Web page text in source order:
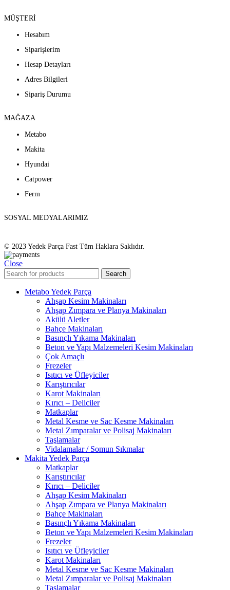
MÜŞTERİ
Hesabım
Siparişlerim
Hesap Detayları
Adres Bilgileri
Sipariş Durumu
MAĞAZA
Metabo
Makita
Hyundai
Catpower
Ferm
SOSYAL MEDYALARIMIZ
© 2023 Yedek Parça Fast Tüm Haklara Saklıdır.
Close
Search
Metabo Yedek Parça
Ahşap Kesim Makinaları
Ahşap Zımpara ve Planya Makinaları
Akülü Aletler
Bahçe Makinaları
Basınçlı Yıkama Makinaları
Beton ve Yapı Malzemeleri Kesim Makinaları
Çok Amaçlı
Frezeler
Isıtıcı ve Üfleyiciler
Karıştırıcılar
Karot Makinaları
Kırıcı – Deliciler
Matkaplar
Metal Kesme ve Sac Kesme Makinaları
Metal Zımparalar ve Polisaj Makinaları
Taşlamalar
Vidalamalar / Somun Sıkmalar
Makita Yedek Parça
Matkaplar
Karıştırıcılar
Kırıcı – Deliciler
Ahşap Kesim Makinaları
Ahşap Zımpara ve Planya Makinaları
Bahçe Makinaları
Basınçlı Yıkama Makinaları
Beton ve Yapı Malzemeleri Kesim Makinaları
Frezeler
Isıtıcı ve Üfleyiciler
Karot Makinaları
Metal Kesme ve Sac Kesme Makinaları
Metal Zımparalar ve Polisaj Makinaları
Taşlamalar